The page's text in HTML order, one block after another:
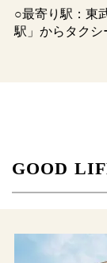
○最寄り駅：東
駅」からタクシ
GOOD